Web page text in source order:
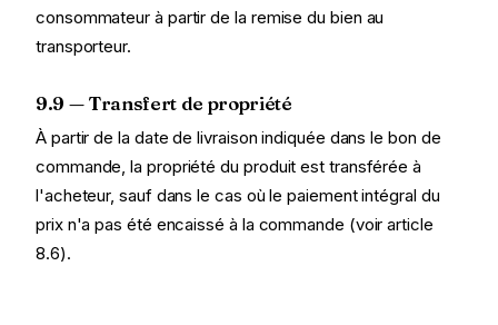
consommateur à partir de la remise du bien au
transporteur.
9.9 — Transfert de propriété
À partir de la date de livraison indiquée dans le bon de
commande, la propriété du produit est transférée à
l'acheteur, sauf dans le cas où le paiement intégral du
prix n'a pas été encaissé à la commande (voir article
8.6).